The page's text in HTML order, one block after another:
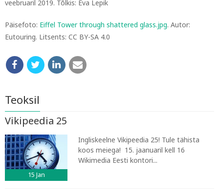
veebruaril 2019. Tõlkis: Eva Lepik
Päisefoto: Eiffel Tower through shattered glass.jpg. Autor:
Eutouring. Litsents: CC BY-SA 4.0
Teoksil
Vikipeedia 25
15 Jan
Ingliskeelne Vikipeedia 25! Tule tähista
koos meiega! 15. jaanuaril kell 16
Wikimedia Eesti kontori...